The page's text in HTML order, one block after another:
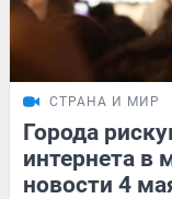
СТРАНА И МИР
Города
интернета в
новости 4